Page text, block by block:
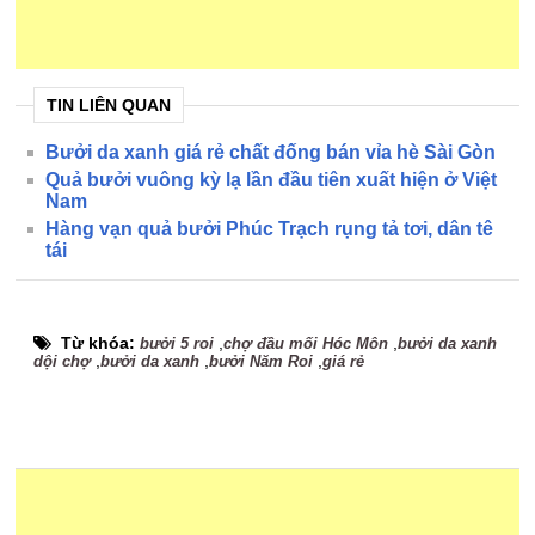
TIN LIÊN QUAN
Bưởi da xanh giá rẻ chất đống bán vỉa hè Sài Gòn
Quả bưởi vuông kỳ lạ lần đầu tiên xuất hiện ở Việt
Nam
Hàng vạn quả bưởi Phúc Trạch rụng tả tơi, dân tê
tái
Từ khóa:bưởi 5 roi ,chợ đầu mối Hóc Môn ,bưởi da xanh
dội chợ,bưởi da xanh ,bưởi Năm Roi ,giá rẻ